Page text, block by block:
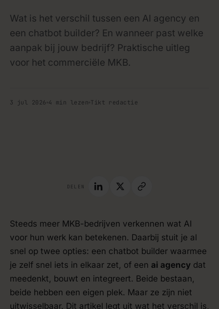
Wat is het verschil tussen een AI agency en
een chatbot builder? En wanneer past welke
aanpak bij jouw bedrijf? Praktische uitleg
voor het commerciële MKB.
3 jul 2026 4 min lezen Tikt redactie
DELEN
Steeds meer MKB-bedrijven verkennen wat AI
voor hun werk kan betekenen. Daarbij stuit je al
snel op twee opties: een chatbot builder waarmee
je zelf snel iets in elkaar zet, of een ai agency dat
meedenkt, bouwt en integreert. Beide bestaan,
beide hebben een eigen plek. Maar ze zijn niet
uitwisselbaar. Dit artikel legt uit wat het verschil is,